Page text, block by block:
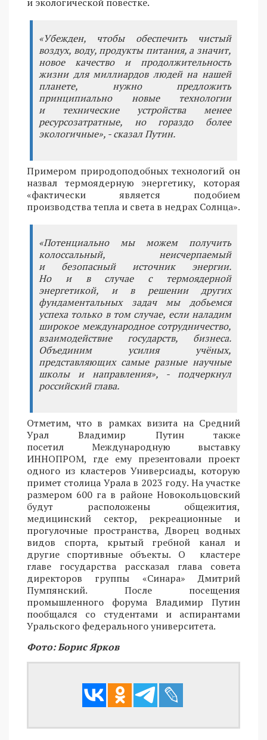
и экологической повестке.
«Убежден, чтобы обеспечить чистый
воздух, воду, продукты питания, а значит,
новое качество и продолжительность
жизни для миллиардов людей на нашей
планете, нужно предложить
принципиально новые технологии
и технические устройства менее
ресурсозатратные, но гораздо более
экологичные», - сказал Путин.
Примером природоподобных технологий он
назвал термоядерную энергетику, которая
«фактически является подобием
производства тепла и света в недрах Солнца».
«Потенциально мы можем получить
колоссальный, неисчерпаемый
и безопасный источник энергии.
Но и в случае с термоядерной
энергетикой, и в решении других
фундаментальных задач мы добьемся
успеха только в том случае, если наладим
широкое международное сотрудничество,
взаимодействие государств, бизнеса.
Объединим усилия учёных,
представляющих самые разные научные
школы и направления», - подчеркнул
российский глава.
Отметим, что в рамках визита на Средний
Урал Владимир Путин также
посетил Международную выставку
ИННОПРОМ, где ему презентовали проект
одного из кластеров Универсиады, которую
примет столица Урала в 2023 году. На участке
размером 600 га в районе Новокольцовский
будут расположены общежития,
медицинский сектор, рекреационные и
прогулочные пространства, Дворец водных
видов спорта, крытый гребной канал и
другие спортивные объекты. О кластере
главе государства рассказал глава совета
директоров группы «Синара» Дмитрий
Пумпянский. После посещения
промышленного форума Владимир Путин
пообщался со студентами и аспирантами
Уральского федерального университета.
Фото: Борис Ярков